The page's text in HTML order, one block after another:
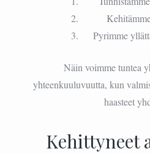
Pyrimme
Näin voimme tuntea
yhteenkuuluvuutta, kun
haasteet